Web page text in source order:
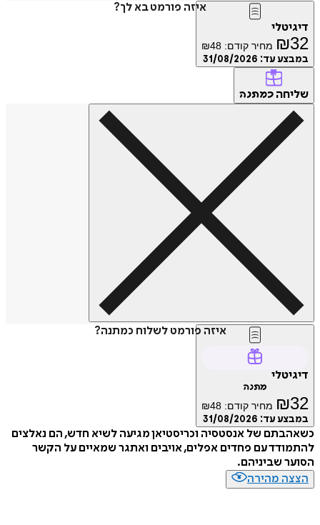
איזה פורמט בא לך?
₪ מחיר קודם: ₪48
עד:31/08/2026
כמתנה
איזה פורמט לשלוח כמתנה?
₪ מחיר קודם: ₪48
עד:31/08/2026
של אנסטסיה וכריסטיאן מגיעה לשיא חדש, הם נאלצים
עם פחדים אפלים, אויבים ואתגר שמאיים על הקשר
שביניהם.
מהירה